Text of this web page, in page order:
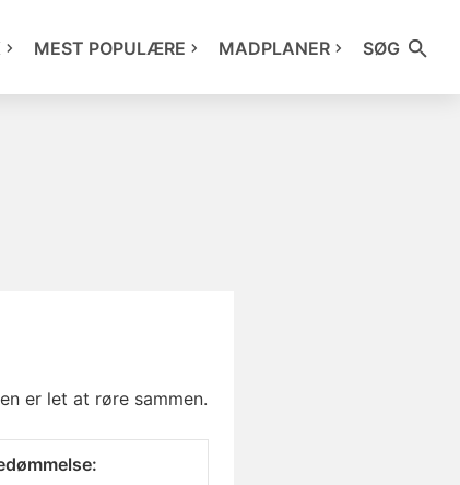
MEST POPULÆRE MADPLANER SØG
er let at røre sammen.